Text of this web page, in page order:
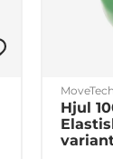
MoveTech
Hjul